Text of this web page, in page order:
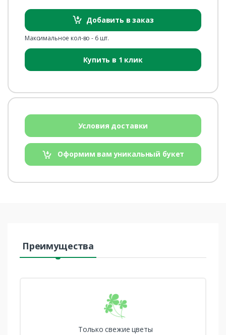
Добавить в заказ
Максимальное кол-во - 6 шт.
Купить в 1 клик
Условия доставки
Оформим вам уникальный букет
Преимущества
Только свежие цветы